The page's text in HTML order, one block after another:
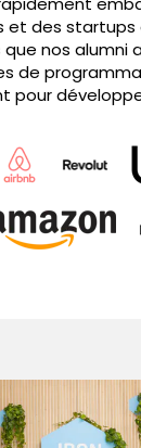
et des startups
que nos alumni
de
pour